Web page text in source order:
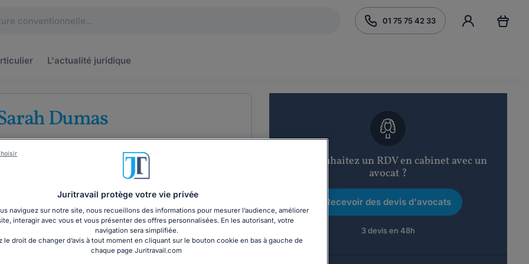
01 75 75 42 33
L'actualité juridique
Dumas
de Paris
COORDONNÉES
Vous souhaitez un RDV en cabinet avec un
avocat ?
Recevoir des devis d'avocats
3 devis en 48h
Juritravail protège votre vie privée
naviguez sur notre site, nous recueillons des informations pour mesurer l’audience, améliorer
interagir avec vous et vous présenter des offres personnalisées. En les autorisant, votre
navigation sera simplifiée.
le droit de changer d’avis à tout moment en cliquant sur le bouton cookie en bas à gauche de
chaque page Juritravail.com